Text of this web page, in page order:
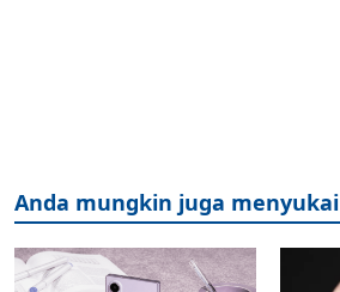
Anda mungkin juga menyukai